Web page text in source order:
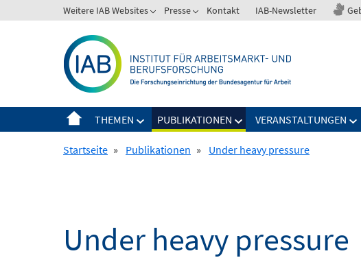
zum
Weitere IAB Websites Presse Kontakt IAB-Newsletter
THEMEN PUBLIKATIONEN VERANSTALTUNGEN
Startseite » Publikationen » Under heavy pressure
Under heavy pressure